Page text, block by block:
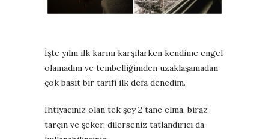
İşte yılın ilk karını karşılarken kendime engel
olamadım ve tembelliğimden uzaklaşamadan
çok basit bir tarifi ilk defa denedim.
İhtiyacınız olan tek şey 2 tane elma, biraz
tarçın ve şeker, dilerseniz tatlandırıcı da